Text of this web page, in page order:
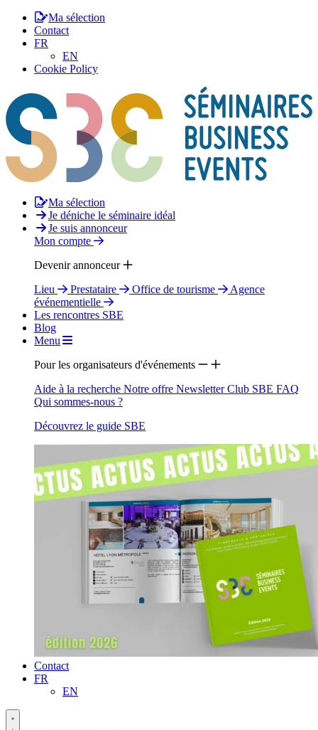
Ma sélection
Contact
FR
EN
Cookie Policy
Ma sélection
Je déniche le séminaire idéal
Je suis annonceur
Mon compte
Devenir annonceur
Lieu
Prestataire Office de tourisme
Agence
événementielle
Les rencontres SBE
Blog
Menu
Pour les organisateurs d'événements
Aide à la recherche Notre offre NewsletterClub SBE FAQ
Qui sommes-nous ?
Découvrez le guide SBE
Contact
FR
EN